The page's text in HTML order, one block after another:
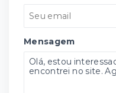
Mensagem